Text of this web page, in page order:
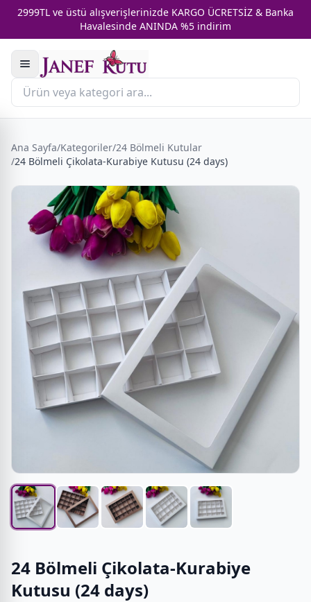
2999TL ve üstü alışverişlerinizde KARGO ÜCRETSİZ & Banka
Havalesinde ANINDA %5 indirim
Ana Sayfa/Kategoriler/24 Bölmeli Kutular
/24 Bölmeli Çikolata-Kurabiye Kutusu (24 days)
24 Bölmeli Çikolata-Kurabiye
Kutusu (24 days)